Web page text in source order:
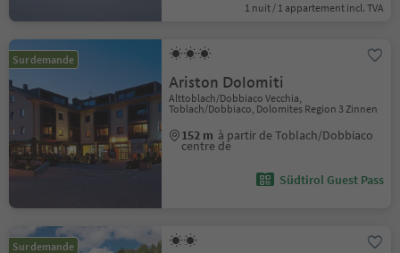
1 nuit / 1 appartement incl. TVA
Sur demande
Ariston Dolomiti
Alttoblach/Dobbiaco Vecchia,
Toblach/Dobbiaco, Dolomites Region 3 Zinnen
152 m à partir de Toblach/Dobbiaco
centre de
Südtirol Guest Pass
Sur demande